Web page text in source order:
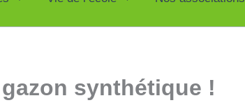
synthétique !